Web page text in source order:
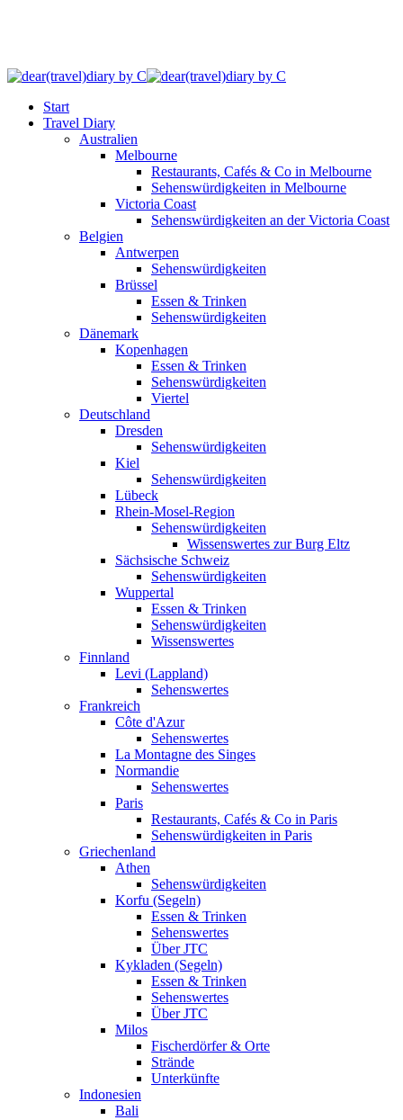
Start
Travel Diary
Australien
Melbourne
Restaurants, Cafés & Co in Melbourne
Sehenswürdigkeiten in Melbourne
Victoria Coast
Sehenswürdigkeiten an der Victoria Coast
Belgien
Antwerpen
Sehenswürdigkeiten
Brüssel
Essen & Trinken
Sehenswürdigkeiten
Dänemark
Kopenhagen
Essen & Trinken
Sehenswürdigkeiten
Viertel
Deutschland
Dresden
Sehenswürdigkeiten
Kiel
Sehenswürdigkeiten
Lübeck
Rhein-Mosel-Region
Sehenswürdigkeiten
Wissenswertes zur Burg Eltz
Sächsische Schweiz
Sehenswürdigkeiten
Wuppertal
Essen & Trinken
Sehenswürdigkeiten
Wissenswertes
Finnland
Levi (Lappland)
Sehenswertes
Frankreich
Côte d'Azur
Sehenswertes
La Montagne des Singes
Normandie
Sehenswertes
Paris
Restaurants, Cafés & Co in Paris
Sehenswürdigkeiten in Paris
Griechenland
Athen
Sehenswürdigkeiten
Korfu (Segeln)
Essen & Trinken
Sehenswertes
Über JTC
Kykladen (Segeln)
Essen & Trinken
Sehenswertes
Über JTC
Milos
Fischerdörfer & Orte
Strände
Unterkünfte
Indonesien
Bali